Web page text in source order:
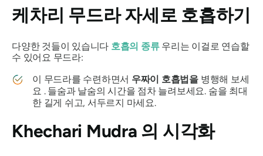
케차리 무드라자세로 호흡하기
다양한 것들이 있습니다 호흡의 종류우리는 이걸로 연습할
수 있어요 무드라:
이 무드라를 수련하면서 우짜이 호흡법을 병행해 보세
요 . 들숨과 날숨의 시간을 점차 늘려보세요. 숨을 최대
한 길게 쉬고, 서두르지 마세요.
Khechari Mudra 의 시각화